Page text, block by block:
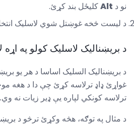
نو د Altکليځل بند کړئ.
د لیست څخه غوښتل شوي لاسلیک
د بریښنالیک لاسلیک کولو په
د بریښناليک السلیک اساسا د هر یو
غواړئ ډاډ ترلاسه کړئ چې دا د هغه
ترلاسه کونکي لپاره یې ډیر زیات نه وي.
د مثال په توګه، هڅه وکړئ ترڅو د